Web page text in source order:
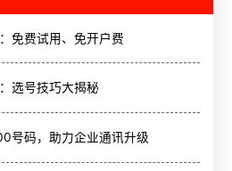
免费试用、免开户费
选号技巧大揭秘
号码，助力企业通讯升级